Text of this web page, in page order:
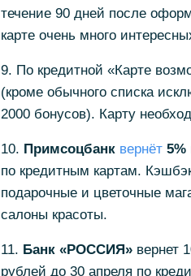
течение 90 дней после
карте очень много
9. По кредитной «Карте
(кроме обычного списка
2000 бонусов). Карту
10. Примсоцбанк вернёт5%
по кредитным картам.
подарочные и цветочные
салоны красоты.
11. Банк «РОССИЯ»вернет
рублей до 30 апреля по